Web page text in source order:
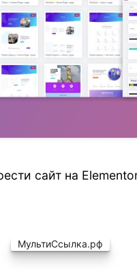
сайт на
МультиСсылка.рф